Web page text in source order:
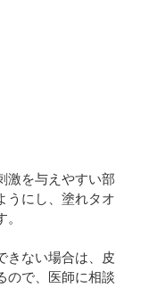
激を与えやすい部
うにし、塗れタオ
きない場合は、皮
ので、医師に相談